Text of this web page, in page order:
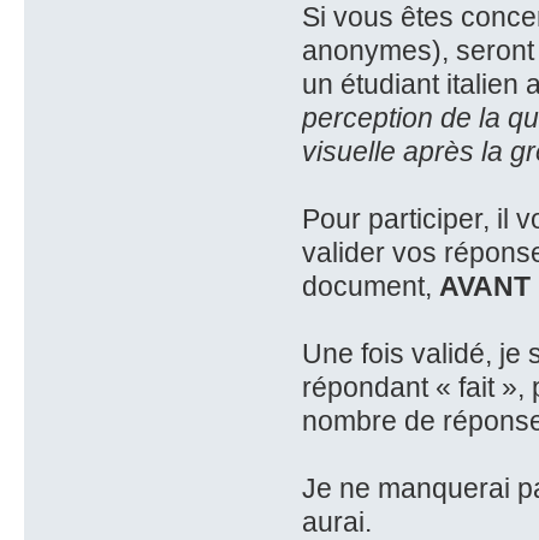
Si vous êtes
anonymes),
un étudiant italien
perception de la
visuelle après la
Pour participer, il
valider vos
document,
Une fois validé, je
répondant « fait »,
nombre de
Je ne manquerai
aurai.